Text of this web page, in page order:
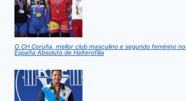
O CH Coruña, mellor club masculino e segundo feminino
España Absoluto de Halterofilia